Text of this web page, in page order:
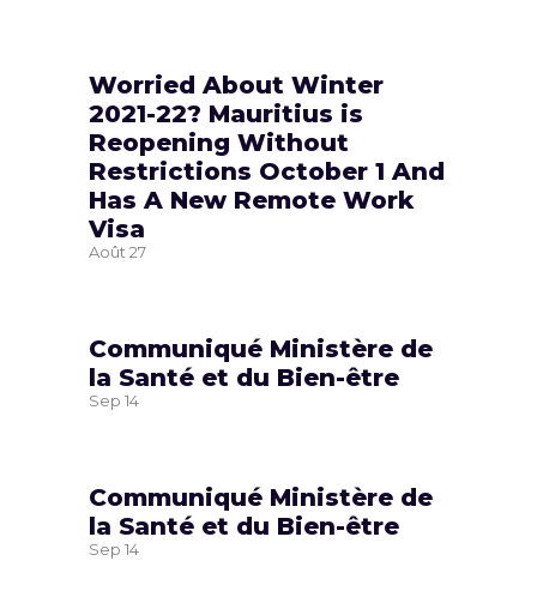
Worried About Winter
2021-22? Mauritius is
Reopening Without
Restrictions October 1 And
Has A New Remote Work
Visa
Août27
Communiqué Ministère de
la Santé et du Bien-être
Sep 14
Communiqué Ministère de
la Santé et du Bien-être
Sep 14